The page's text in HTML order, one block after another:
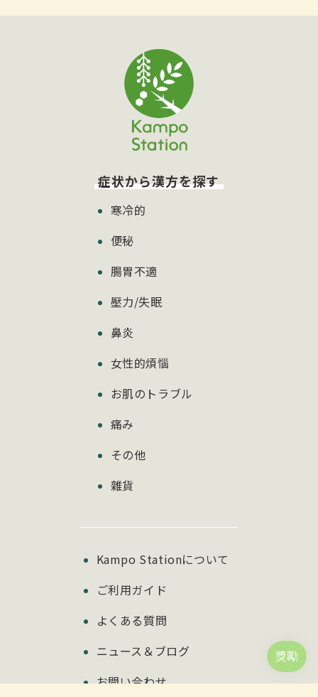
症状から漢方を探す
寒冷的
便秘
腸胃不適
壓力/失眠
鼻炎
女性的煩惱
お肌のトラブル
痛み
その他
雜貨
Kampo Stationについて
ご利用ガイド
よくある質問
ニュース＆ブログ
お問い合わせ